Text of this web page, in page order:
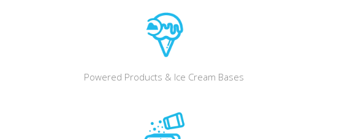
Powered Products & Ice Cream Bases